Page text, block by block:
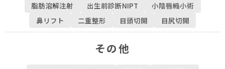
脂肪溶解注射
出生前診断NIPT
小陰唇縮小術
鼻リフト
二重整形 目頭切開 目尻切開
その他